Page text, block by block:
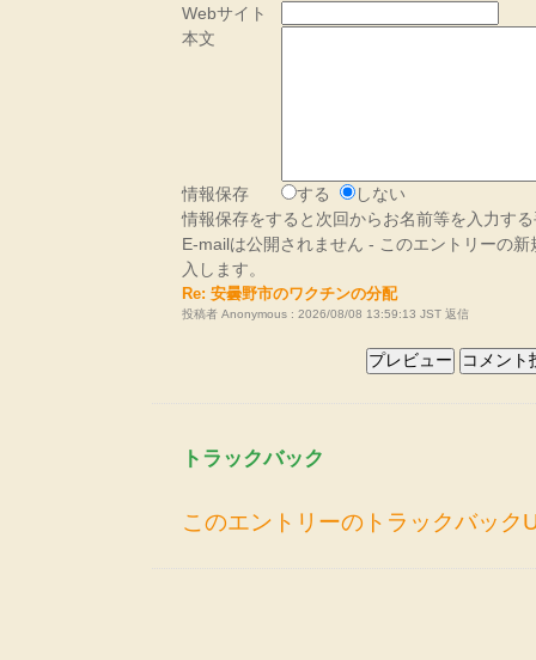
Webサイト
本文
情報保存 する
しない
情報保存をすると次回からお名前等を入力す
E-mailは公開されません - このエントリーの
入します。
Re: 安曇野市のワクチンの分配
投稿者 Anonymous : 2026/08/08 13:59:13 JST 返信
トラックバック
このエントリーのトラックバック